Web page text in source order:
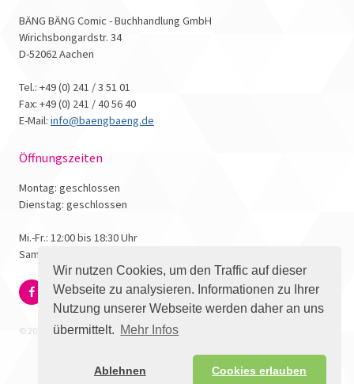
Wir nutzen Cookies, um den Traffic auf dieser
Webseite zu analysieren. Informationen zu Ihrer
Nutzung unserer Webseite werden daher an uns
übermittelt. Mehr Infos
Ablehnen Cookies erlauben
BÄNG BÄNG Comic - Buchhandlung GmbH
Wirichsbongardstr. 34
D-52062 Aachen
Tel.: +49 (0) 241 / 3 51 01
Fax: +49 (0) 241 / 40 56 40
E-Mail: info@baengbaeng.de
Öffnungszeiten
Montag: geschlossen
Dienstag: geschlossen
Mi.-Fr.: 12:00 bis 18:30 Uhr
Samstag: 10:00 bis 17:00 Uhr
© 2026 - Bäng Bäng Comicbuchhandlung